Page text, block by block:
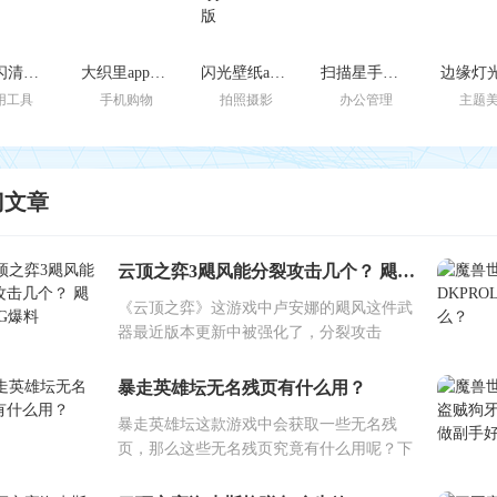
一键闪清官方最新版
工具
大织里app安卓版
手机购物
闪光壁纸app安卓最新版
拍照摄影
扫描星手机版
办公管理 主题
章
云顶之弈3飓风能分裂攻击几个？ 飓风BUG爆料
《云顶之弈》这游戏中卢安娜的飓风这件武
器最近版本更新中被强化了，分裂攻击
暴走英雄坛无名残页有什么用？
暴走英雄坛这款游戏中会获取一些无名残
页，那么这些无名残页究竟有什么用呢？下